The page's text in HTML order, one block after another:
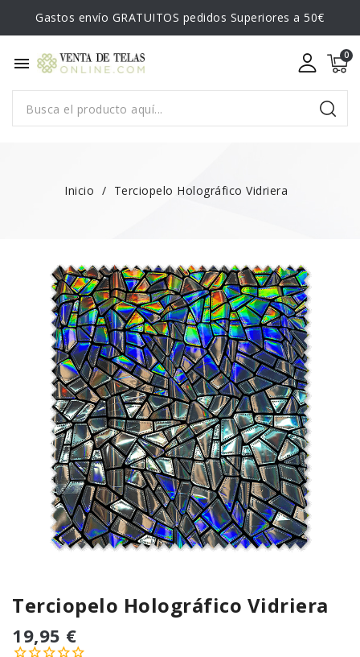
Gastos envío GRATUITOS pedidos Superiores a 50€
menu
Inicio Terciopelo Holográfico Vidriera
Terciopelo Holográfico Vidriera
19,95 €